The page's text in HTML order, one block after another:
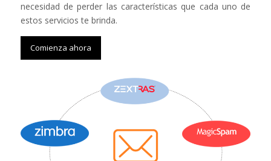
necesidad de perder las características que cada uno de
estos servicios te brinda.
Comienza ahora